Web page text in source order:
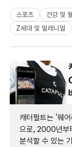
스포츠 건강 및
Z세대 및 밀레니얼
캐터펄트는 '웨
으로, 2000년부
분석할 수 있는